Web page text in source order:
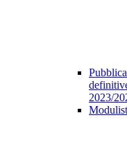
2023/